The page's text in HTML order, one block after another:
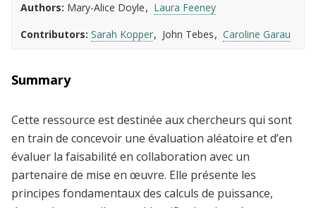
Authors Mary-Alice Doyle
Laura Feeney
Contributors Sarah Kopper John Tebes Caroline Garau
Summary
Cette ressource est destinée aux chercheurs qui sont
en train de concevoir une évaluation aléatoire et d’en
évaluer la faisabilité en collaboration avec un
partenaire de mise en œuvre. Elle présente les
principes fondamentaux des calculs de puissance,